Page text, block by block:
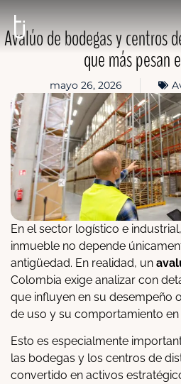
Avalúo de bodegas y centros
que más pesan
mayo 26, 2026
En el sector logístico e
inmueble no depende
antigüedad. En realidad, un
Colombia exige analizar con
que influyen en su desempeño
de uso y su comportamiento
Esto es especialmente
las bodegas y los centros de
convertido en activos